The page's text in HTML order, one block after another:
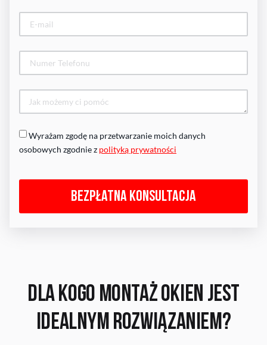
Wyrażam zgodę na przetwarzanie moich danych
osobowych zgodnie z polityką prywatności
Bezpłatna konsultacja
Dla kogo montaż okien jest
idealnym rozwiązaniem?